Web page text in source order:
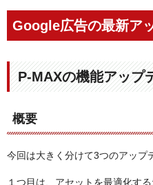
Google広告の最新ア
P-MAXの機能アップ
概要
今回は大きく分けて3つのアップ
１つ目は、アセットを最適化す